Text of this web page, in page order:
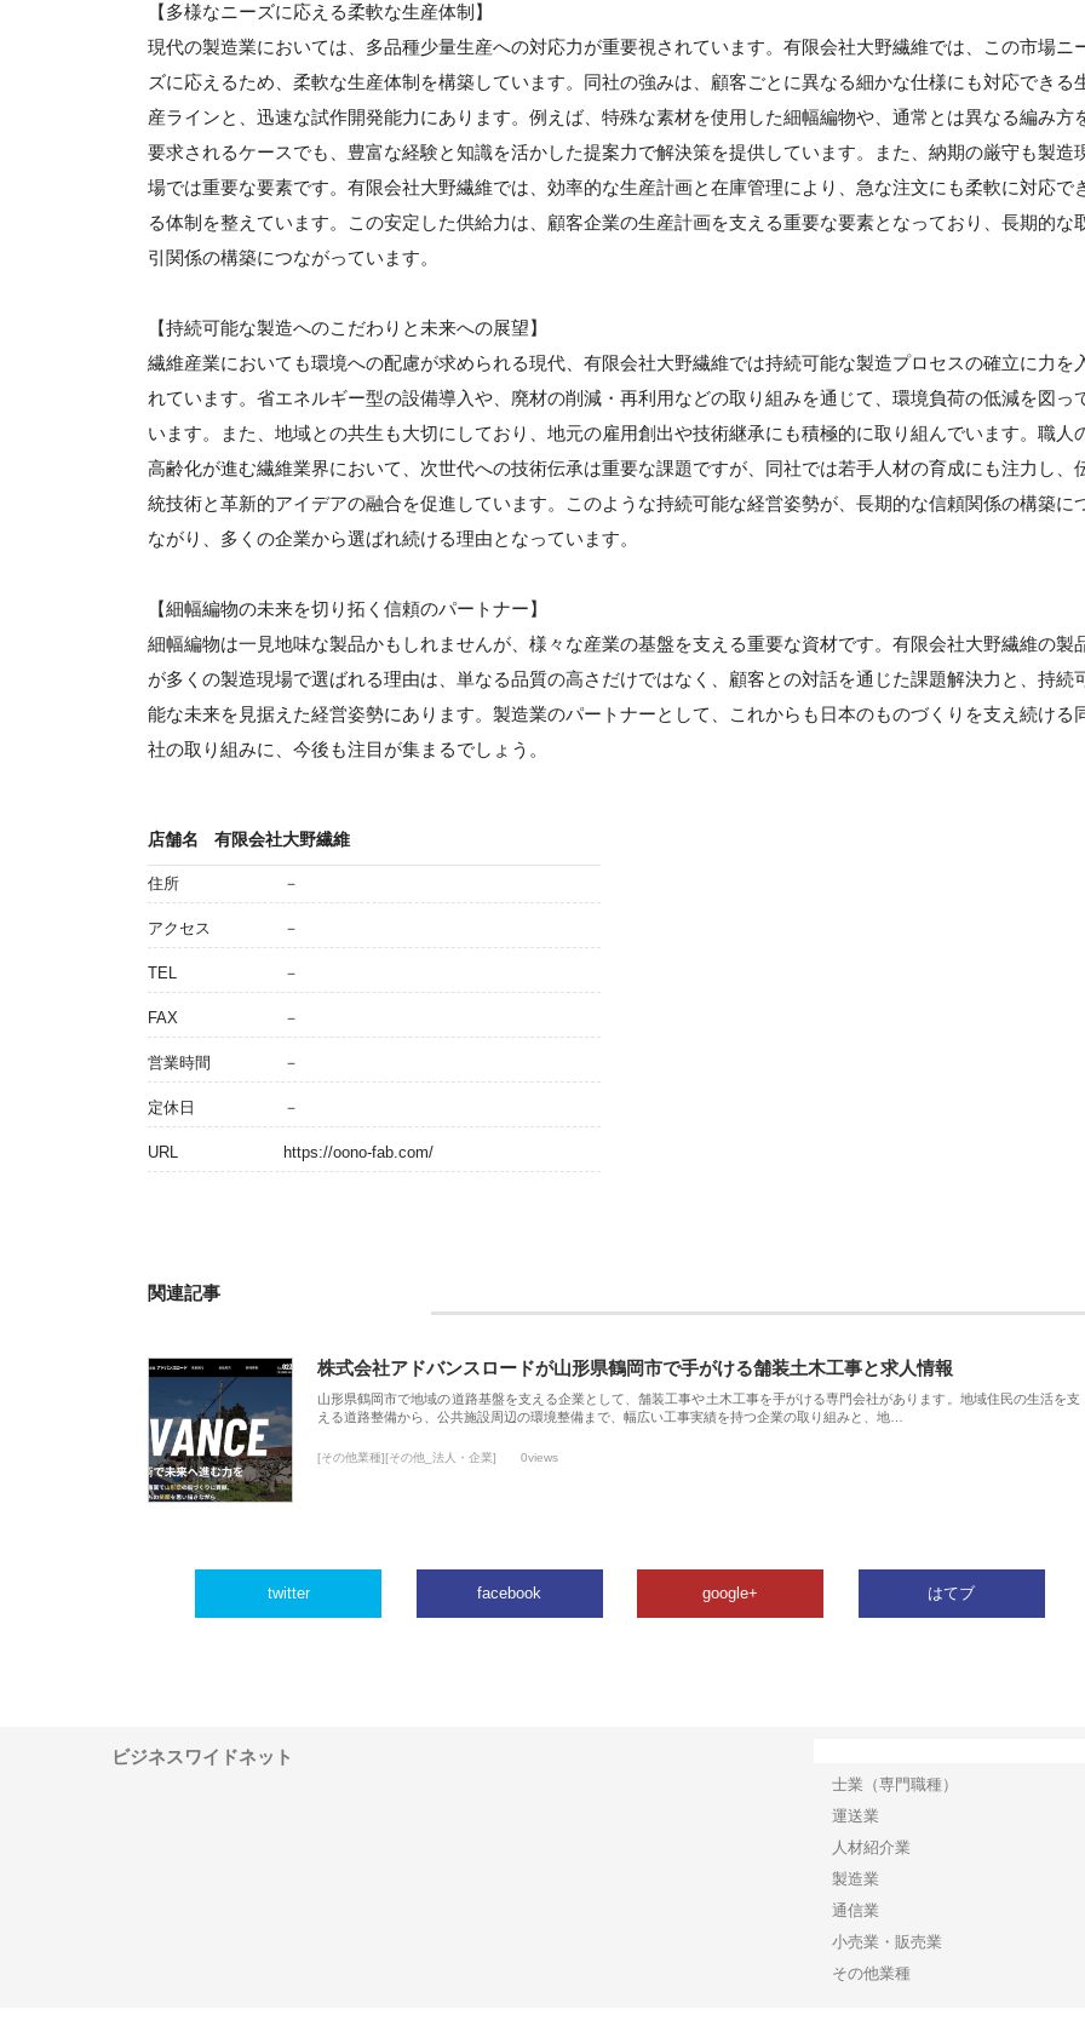
【多様なニーズに応える柔軟な生産体制】
現代の製造業においては、多品種少量生産への対応力が重要視されています。有限会社大野繊維では、この市場ニ
ズに応えるため、柔軟な生産体制を構築しています。同社の強みは、顧客ごとに異なる細かな仕様にも対応できる
産ラインと、迅速な試作開発能力にあります。例えば、特殊な素材を使用した細幅編物や、通常とは異なる編み方
要求されるケースでも、豊富な経験と知識を活かした提案力で解決策を提供しています。また、納期の厳守も製造
場では重要な要素です。有限会社大野繊維では、効率的な生産計画と在庫管理により、急な注文にも柔軟に対応で
る体制を整えています。この安定した供給力は、顧客企業の生産計画を支える重要な要素となっており、長期的な
引関係の構築につながっています。
【持続可能な製造へのこだわりと未来への展望】
繊維産業においても環境への配慮が求められる現代、有限会社大野繊維では持続可能な製造プロセスの確立に力を
れています。省エネルギー型の設備導入や、廃材の削減・再利用などの取り組みを通じて、環境負荷の低減を図っ
います。また、地域との共生も大切にしており、地元の雇用創出や技術継承にも積極的に取り組んでいます。職人
高齢化が進む繊維業界において、次世代への技術伝承は重要な課題ですが、同社では若手人材の育成にも注力し、
統技術と革新的アイデアの融合を促進しています。このような持続可能な経営姿勢が、長期的な信頼関係の構築に
ながり、多くの企業から選ばれ続ける理由となっています。
【細幅編物の未来を切り拓く信頼のパートナー】
細幅編物は一見地味な製品かもしれませんが、様々な産業の基盤を支える重要な資材です。有限会社大野繊維の製
が多くの製造現場で選ばれる理由は、単なる品質の高さだけではなく、顧客との対話を通じた課題解決力と、持続
能な未来を見据えた経営姿勢にあります。製造業のパートナーとして、これからも日本のものづくりを支え続ける
社の取り組みに、今後も注目が集まるでしょう。
店舗名 有限会社大野繊維
住所 －
アクセス －
TEL －
FAX －
営業時間 －
定休日 －
URL https://oono-fab.com/
関連記事
株式会社アドバンスロードが山形県鶴岡市で手がける舗装土木工事と求人情報
山形県鶴岡市で地域の道路基盤を支える企業として、舗装工事や土木工事を手がける専門会社があります。地域住民の生活を支
える道路整備から、公共施設周辺の環境整備まで、幅広い工事実績を持つ企業の取り組みと、地…
[その他業種][その他_法人・企業] 0views
twitter facebook google+ はてブ
ビジネスワイドネット
士業（専門職種）
運送業
人材紹介業
製造業
通信業
小売業・販売業
その他業種